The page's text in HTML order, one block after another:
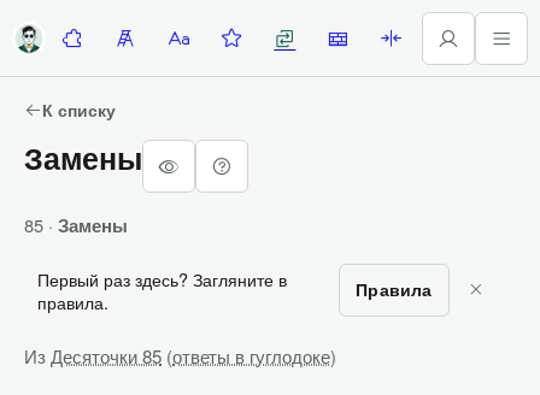
ДесяточкиЛесенкаАлфавиткаЗадание недели
ЗаменыСтеныПалиндромы
К списку
Замены
85 · Замены
Первый раз здесь? Загляните в
правила.
Правила
ИзДесяточки 85 (ответы в гуглодоке)